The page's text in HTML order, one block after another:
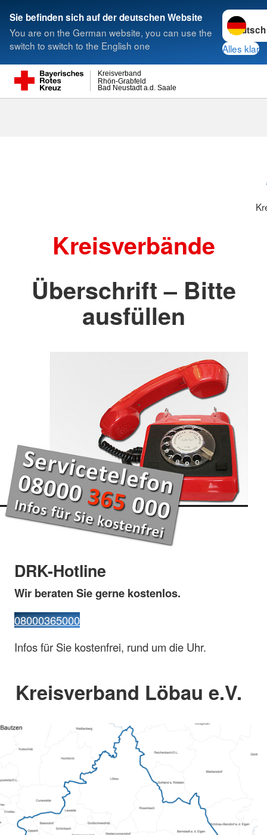
Sie befinden sich auf der deutschen Website
You are on the German website, you can use the
switch to switch to the English one
Sprache
Alles klar
Bad Neustadt a.d. Saale
Rhön-Grabfeld
Kreisverband
Suche
Kreisverbände
Überschrift – Bitte
ausfüllen
DRK-Hotline
Wir beraten Sie gerne kostenlos.
08000365000
Infos für Sie kostenfrei, rund um die Uhr.
Kreisverband Löbau e.V.